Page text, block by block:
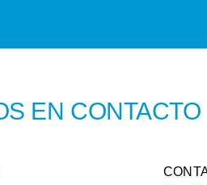
EN CONTACTO